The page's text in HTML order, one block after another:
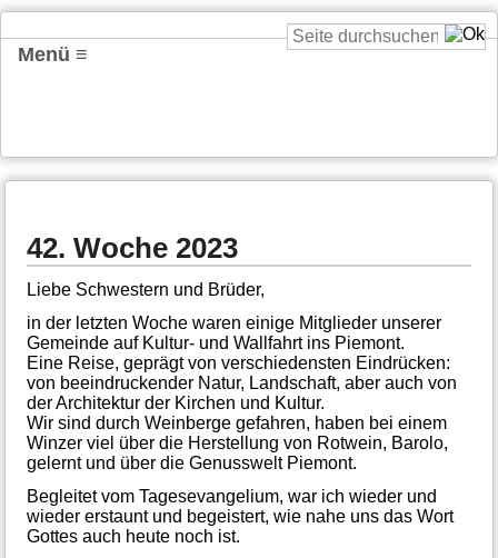
Menü ≡
42. Woche 2023
Liebe Schwestern und Brüder,
in der letzten Woche waren einige Mitglieder unserer
Gemeinde auf Kultur- und Wallfahrt ins Piemont.
Eine Reise, geprägt von verschiedensten Eindrücken:
von beeindruckender Natur, Landschaft, aber auch von
der Architektur der Kirchen und Kultur.
Wir sind durch Weinberge gefahren, haben bei einem
Winzer viel über die Herstellung von Rotwein, Barolo,
gelernt und über die Genusswelt Piemont.
Begleitet vom Tagesevangelium, war ich wieder und
wieder erstaunt und begeistert, wie nahe uns das Wort
Gottes auch heute noch ist.